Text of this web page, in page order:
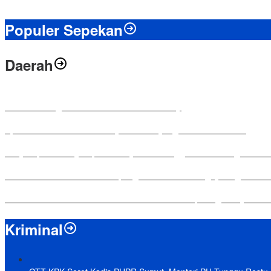
Populer Sepekan
Daerah
Kriminal